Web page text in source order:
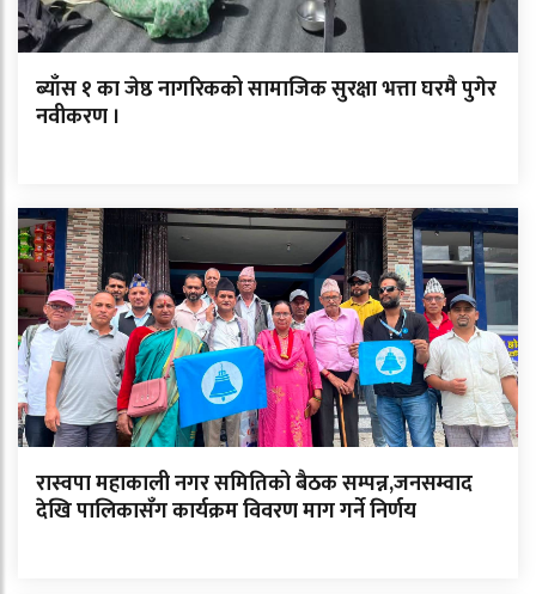
ब्याँस १ का जेष्ठ नागरिकको सामाजिक सुरक्षा भत्ता घरमै पुगेर
नवीकरण ।
रास्वपा महाकाली नगर समितिको बैठक सम्पन्न,जनसम्वाद
देखि पालिकासँग कार्यक्रम विवरण माग गर्ने निर्णय